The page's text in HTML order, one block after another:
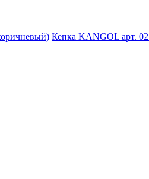
Кепка KANGOL арт.